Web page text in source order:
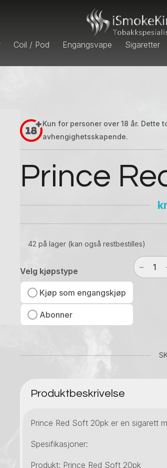
Coil / Pod Engangsvape Sigaretter
Kun for personer over 18 år.
avhengighetsskapende.
Prince
kr
42 på lager (kan også restbestilles)
Velg kjøpstype
Kjøp som engangskjøp
Abonner
Prince
Red
Soft
Produktbeskrivelse
Prince Red Soft 20pk er en sigarett
Spesifikasjoner:
Produkt: Prince Red Soft 20pk